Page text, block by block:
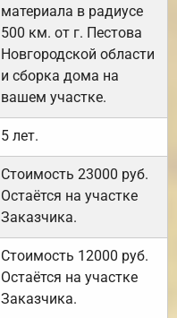
материала в радиусе
500 км. от г. Пестова
Новгородской области
и сборка дома на
вашем участке.
5 лет.
Стоимость 23000 руб.
Остаётся на участке
Заказчика.
Стоимость 12000 руб.
Остаётся на участке
Заказчика.